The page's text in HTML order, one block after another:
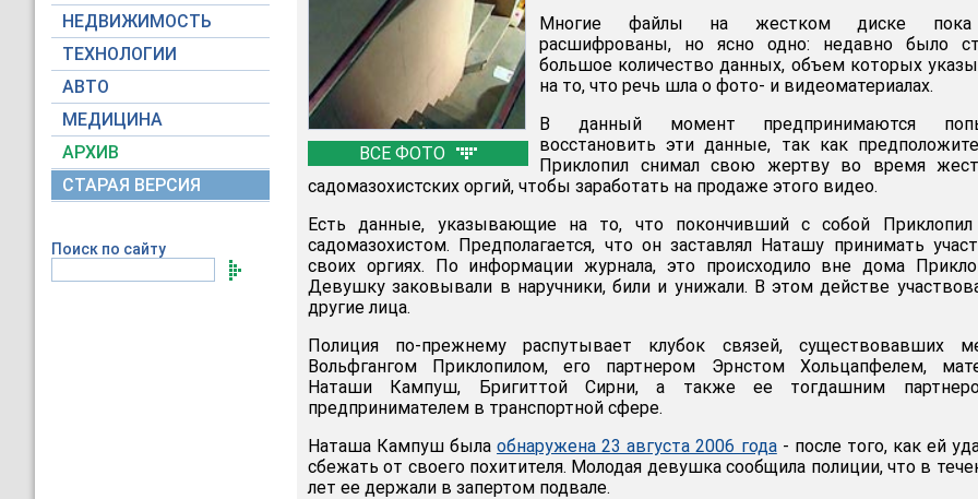
НЕДВИЖИМОСТЬ
ТЕХНОЛОГИИ
АВТО
МЕДИЦИНА
АРХИВ
СТАРАЯ ВЕРСИЯ
Поиск по сайту
ВСЕ ФОТО
Многие файлы на жестком диске
расшифрованы, но ясно одно: недавно было
большое количество данных, объем которых
на то, что речь шла о фото- и видеоматериалах.
В данный момент предпринимаются
восстановить эти данные, так как
Приклопил снимал свою жертву во время
садомазохистских оргий, чтобы заработать на продаже этого видео.
Есть данные, указывающие на то, что покончивший с собой
садомазохистом. Предполагается, что он заставлял Наташу принимать
своих оргиях. По информации журнала, это происходило вне дома
Девушку заковывали в наручники, били и унижали. В этом действе
другие лица.
Полиция по-прежнему распутывает клубок связей, существовавших
Вольфгангом Приклопилом, его партнером Эрнстом Хольцапфелем,
Наташи Кампуш, Бригиттой Сирни, а также ее тогдашним
предпринимателем в транспортной сфере.
Наташа Кампуш былаобнаружена 23 августа 2006 года- после того, как ей
сбежать от своего похитителя. Молодая девушка сообщила полиции, что в
лет ее держали в запертом подвале.